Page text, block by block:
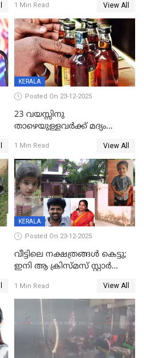
59 വർഷം തടവും 90,൦൦൦ രൂപ
പിഴയും ശിക്ഷ
1 Min Read View All
KERALA
Posted On 23-12-2025
23 വയസ്സിനു
താഴെയുള്ളവർക്ക് മദ്യം
നടപടി;സ്ഥാപനങ്ങൾക്കെതിരെ
രണ്ട് കേസുകൾ
1 Min Read View All
KERALA
Posted On 23-12-2025
വീട്ടിലെ നക്ഷത്രങ്ങൾ കെട്ടു;
ഇനി ആ ക്രിസ്മസ് സ്റ്റാർ
വേണ്ടിയുള്ള
പിടിവലിക്കിടയിൽ
അപ്പൂപ്പനെതിരെ പോക്സോ
കേസ് ഒടുവിൽ 4 ജീവനുകൾ
പൊലിഞ്ഞു
1 Min Read View All